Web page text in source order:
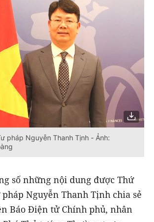
pháp Nguyễn Thanh Tịnh - Ảnh:
số những nội dung được Thứ
Nguyễn Thanh Tịnh chia sẻ
Báo Điện tử Chính phủ, nhân